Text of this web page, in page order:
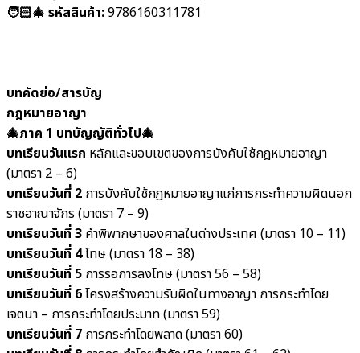
🧑🏻‍🎄 รหัสสินค้า:9786160311781
บทคัดย่อ/สารบัญ
กฎหมายอาญา
🎄ภาค 1 บทบัญญัติทั่วไป🎄
บทเรียนวันแรก หลักและขอบเขตของการบังคับใช้กฎหมายอาญา
(มาตรา 2 – 6)
บทเรียนวันที่ 2 การบังคับใช้กฎหมายอาญาแก่การกระทำความผิดนอก
ราชอาณาจักร (มาตรา 7 – 9)
บทเรียนวันที่ 3 คำพิพากษาของศาลในต่างประเทศ (มาตรา 10 – 11)
บทเรียนวันที่ 4โทษ (มาตรา 18 – 38)
บทเรียนวันที่ 5 การรอการลงโทษ (มาตรา 56 – 58)
บทเรียนวันที่ 6โครงสร้างความรับผิดในทางอาญา การกระทำโดย
เจตนา – การกระทำโดยประมาท (มาตรา 59)
บทเรียนวันที่ 7 การกระทำโดยพลาด (มาตรา 60)